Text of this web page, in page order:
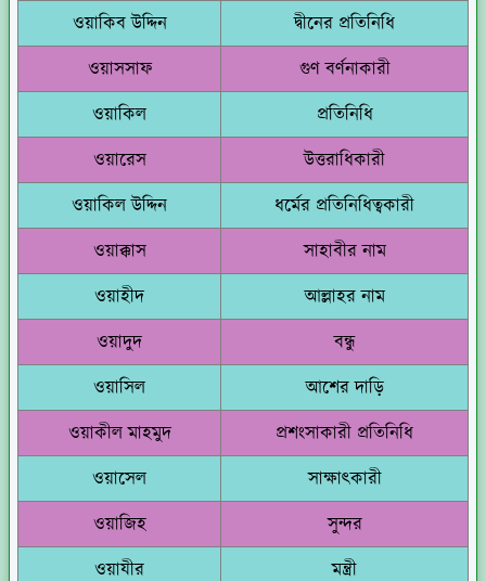
ওয়াকিব উদ্দিন দ্বীনের প্রতিনিধি
ওয়াসসাফ গুণ বর্ণনাকারী
ওয়াকিল প্রতিনিধি
ওয়ারেস উত্তরাধিকারী
ওয়াকিল উদ্দিন ধর্মের প্রতিনিধিত্বকারী
ওয়াক্কাস সাহাবীর নাম
ওয়াহীদ আল্লাহর নাম
ওয়াদুদ বন্ধু
ওয়াসিল আশের দাড়ি
ওয়াকীল মাহমুদ প্রশংসাকারী প্রতিনিধি
ওয়াসেল সাক্ষাৎকারী
ওয়াজিহ সুন্দর
ওয়াযীর মন্ত্রী